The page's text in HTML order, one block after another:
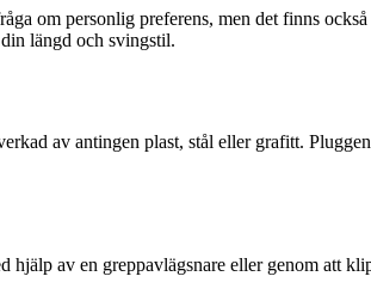
om personlig preferens, men det finns
längd och svingstil.
av antingen plast, stål eller grafitt.
av en greppavlägsnare eller genom att